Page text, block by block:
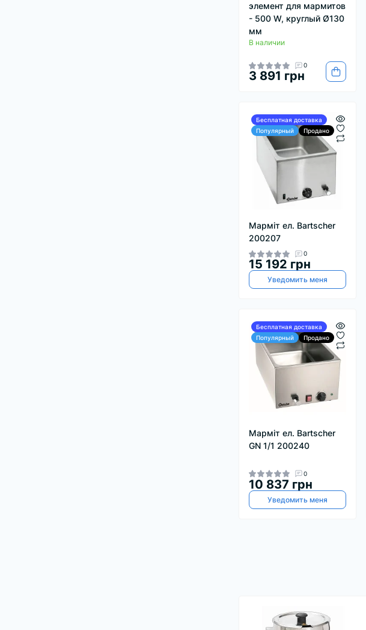
элемент для мармитов
- 500 W, круглый Ø130
мм
В наличии
0
3 891 грн
Бесплатная доставка
Популярный
Продано
Марміт ел. Bartscher
200207
0
15 192 грн
Уведомить меня
Бесплатная доставка
Популярный
Продано
Марміт ел. Bartscher
GN 1/1 200240
0
10 837 грн
Уведомить меня